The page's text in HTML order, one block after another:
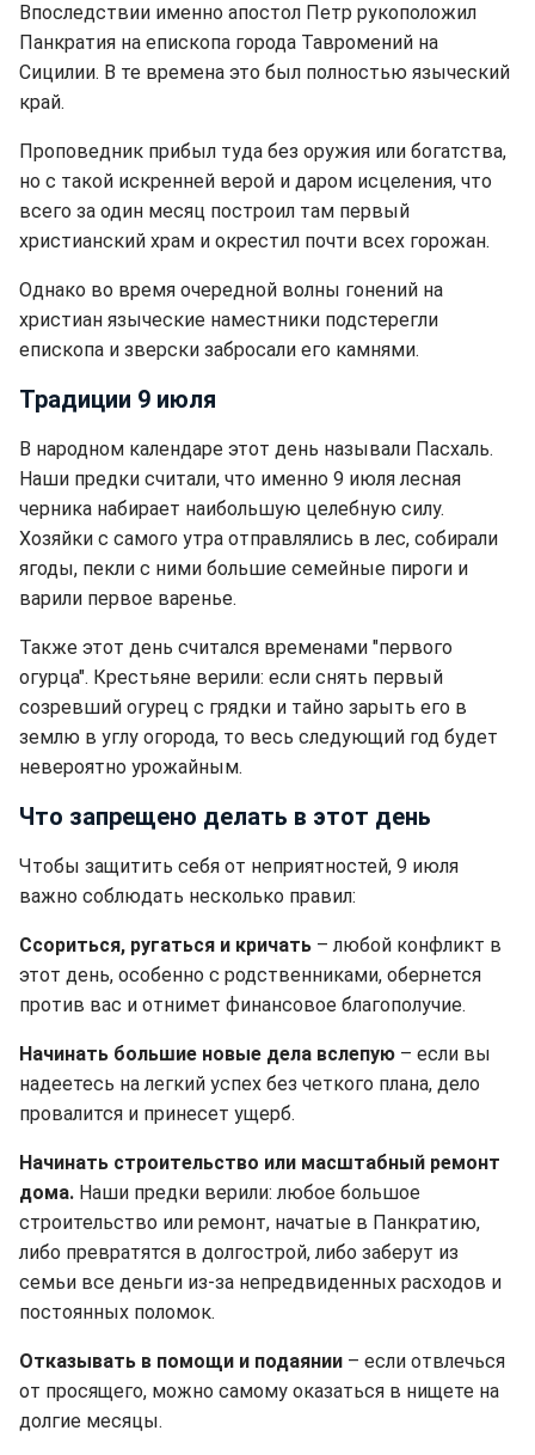
Впоследствии именно апостол Петр рукоположил
Панкратия на епископа города Тавромений на
Сицилии. В те времена это был полностью языческий
край.
Проповедник прибыл туда без оружия или богатства,
но с такой искренней верой и даром исцеления, что
всего за один месяц построил там первый
христианский храм и окрестил почти всех горожан.
Однако во время очередной волны гонений на
христиан языческие наместники подстерегли
епископа и зверски забросали его камнями.
Традиции 9 июля
В народном календаре этот день называли Пасхаль.
Наши предки считали, что именно 9 июля лесная
черника набирает наибольшую целебную силу.
Хозяйки с самого утра отправлялись в лес, собирали
ягоды, пекли с ними большие семейные пироги и
варили первое варенье.
Также этот день считался временами "первого
огурца". Крестьяне верили: если снять первый
созревший огурец с грядки и тайно зарыть его в
землю в углу огорода, то весь следующий год будет
невероятно урожайным.
Что запрещено делать в этот день
Чтобы защитить себя от неприятностей, 9 июля
важно соблюдать несколько правил:
Ссориться, ругаться и кричать – любой конфликт в
этот день, особенно с родственниками, обернется
против вас и отнимет финансовое благополучие.
Начинать большие новые дела вслепую – если вы
надеетесь на легкий успех без четкого плана, дело
провалится и принесет ущерб.
Начинать строительство или масштабный ремонт
дома. Наши предки верили: любое большое
строительство или ремонт, начатые в Панкратию,
либо превратятся в долгострой, либо заберут из
семьи все деньги из-за непредвиденных расходов и
постоянных поломок.
Отказывать в помощи и подаянии – если отвлечься
от просящего, можно самому оказаться в нищете на
долгие месяцы.